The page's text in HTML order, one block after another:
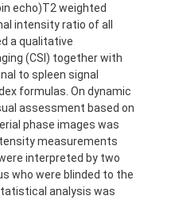
echo)T2 weighted
intensity ratio of all
a qualitative
(CSI) together with
to spleen signal
formulas. On dynamic
assessment based on
phase images was
measurements
interpreted by two
who were blinded to the
analysis was